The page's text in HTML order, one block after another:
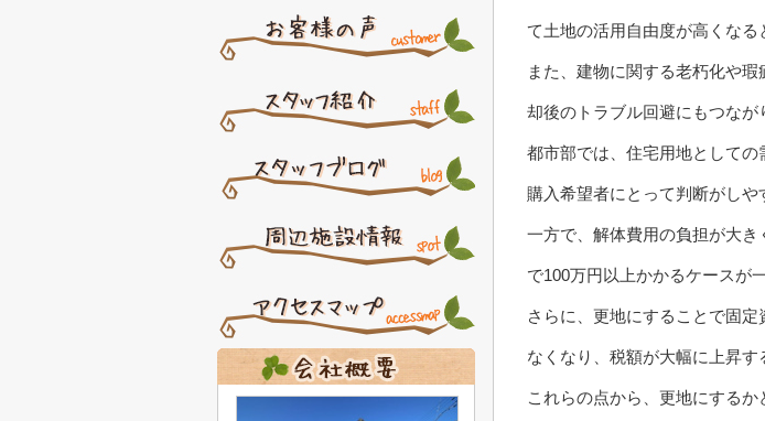
て土地の活用自由度が高くなる
また、建物に関する老朽化や
却後のトラブル回避にもつなが
都市部では、住宅用地としての
購入希望者にとって判断がしや
一方で、解体費用の負担が大
で100万円以上かかるケースが
さらに、更地にすることで固
なくなり、税額が大幅に上昇す
これらの点から、更地にする